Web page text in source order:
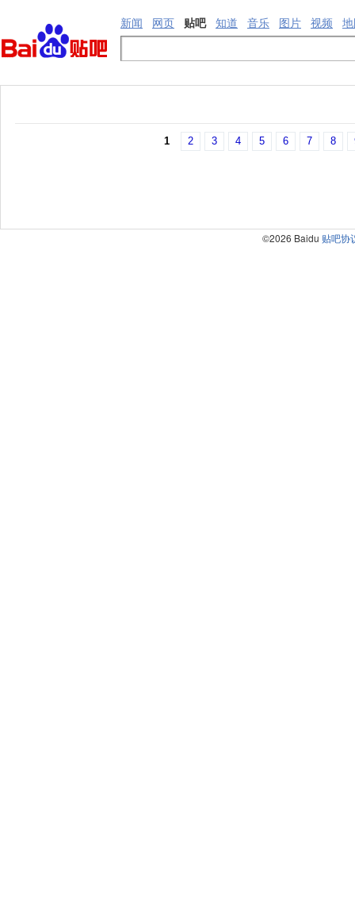
新闻 网页 贴吧 知道 音乐 图片 视频
1 2 3 4 5 6 7 8
©2026 Baidu 贴吧协